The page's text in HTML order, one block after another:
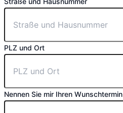
PLZ und Ort
Nennen Sie mir Ihren Wunschtermin